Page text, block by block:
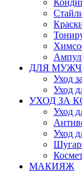
ДЛЯ
Уход
Уход
УХОД ЗА
Уход
Уход
МАКИЯЖ